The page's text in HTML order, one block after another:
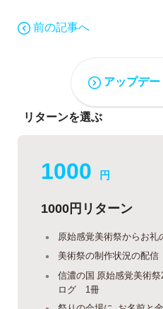
前の記事へ
アップデ
リターンを選ぶ
1000 円
1000円リターン
原始感覚美術祭からお礼
美術祭の制作状況の配信
信濃の国 原始感覚美術
ログ 1冊